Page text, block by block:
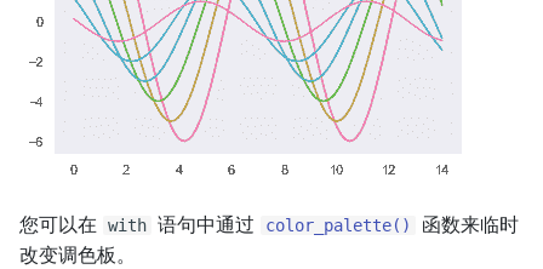
您可以在 with 语句中通过 color_palette()
函数来临时
改变调色板。